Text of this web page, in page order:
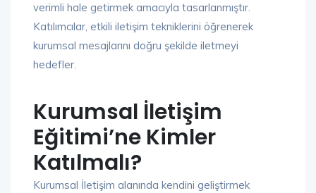
verimli hale getirmek amacıyla tasarlanmıştır.
Katılımcılar, etkili iletişim tekniklerini öğrenerek
kurumsal mesajlarını doğru şekilde iletmeyi
hedefler.
Kurumsal İletişim
Eğitimi’ne Kimler
Katılmalı?
Kurumsal İletişim alanında kendini geliştirmek